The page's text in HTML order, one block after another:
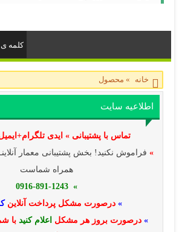
خانه » محصول
اطلاعیه سایت
تماس با پشتیبانی » ایدی
» فراموش نکنید! بخش پشتیبانی معمار
همراه شماست
» 0916-891-1243
» درصورت مشکل پرداخت آنلاین
» درصورت بروز هر مشکل اعلام کنید با